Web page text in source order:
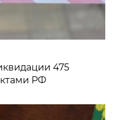
475
РФ